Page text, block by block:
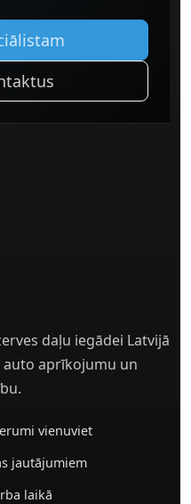
daļu iegādei Latvijā
aprīkojumu un
vienuviet
jautājumiem
laikā